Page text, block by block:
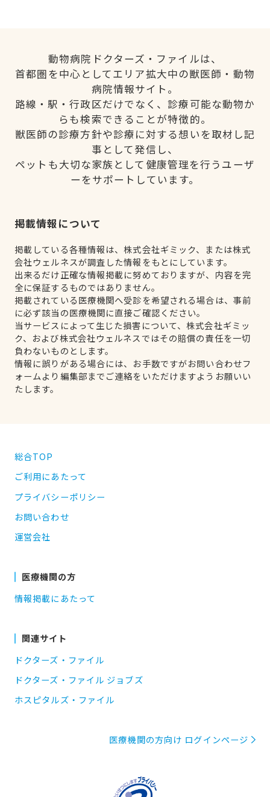
動物病院ドクターズ・ファイルは、
首都圏を中心としてエリア拡大中の獣医師・動物
病院情報サイト。
路線・駅・行政区だけでなく、診療可能な動物か
らも検索できることが特徴的。
獣医師の診療方針や診療に対する想いを取材し記
事として発信し、
ペットも大切な家族として健康管理を行うユーザ
ーをサポートしています。
掲載情報について
掲載している各種情報は、株式会社ギミック、または株式
会社ウェルネスが調査した情報をもとにしています。
出来るだけ正確な情報掲載に努めておりますが、内容を完
全に保証するものではありません。
掲載されている医療機関へ受診を希望される場合は、事前
に必ず該当の医療機関に直接ご確認ください。
当サービスによって生じた損害について、株式会社ギミッ
ク、および株式会社ウェルネスではその賠償の責任を一切
負わないものとします。
情報に誤りがある場合には、お手数ですがお問い合わせフ
ォームより編集部までご連絡をいただけますようお願いい
たします。
総合TOP
ご利用にあたって
プライバシーポリシー
お問い合わせ
運営会社
医療機関の方
情報掲載にあたって
関連サイト
ドクターズ・ファイル
ドクターズ・ファイル ジョブズ
ホスピタルズ・ファイル
医療機関の方向け ログインページ